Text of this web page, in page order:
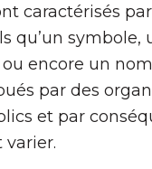
caractérisés
qu’un symbole,
encore un
par des
et par